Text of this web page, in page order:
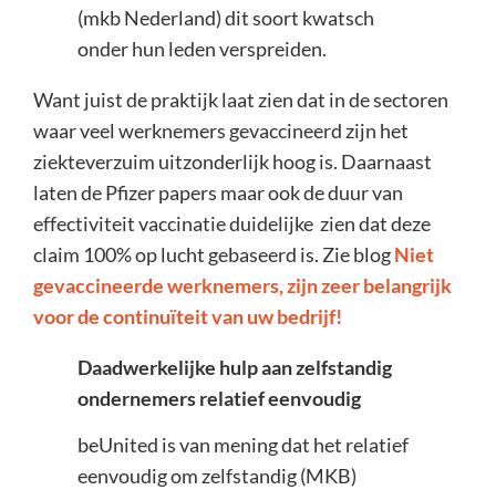
(mkb Nederland) dit soort kwatsch
onder hun leden verspreiden.
Want juist de praktijk laat zien dat in de sectoren
waar veel werknemers gevaccineerd zijn het
ziekteverzuim uitzonderlijk hoog is. Daarnaast
laten de Pfizer papers maar ook de duur van
effectiviteit vaccinatie duidelijke zien dat deze
claim 100% op lucht gebaseerd is. Zie blogNiet
gevaccineerde werknemers, zijn zeer belangrijk
voor de continuïteit van uw bedrijf!
Daadwerkelijke hulp aan zelfstandig
ondernemers relatief eenvoudig
beUnited is van mening dat het relatief
eenvoudig om zelfstandig (MKB)